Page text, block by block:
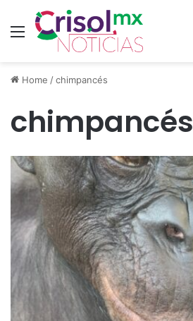
Menu
Home /chimpancés
chimpancés